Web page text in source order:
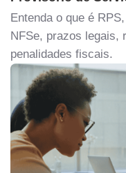
Entenda o que é
NFSe, prazos legais,
penalidades fiscais.